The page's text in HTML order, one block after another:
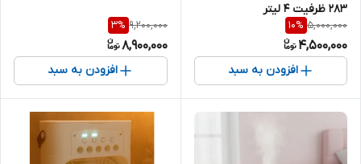
283 ظرفیت ۴ لیتر
5,000,000
10%
4,500,000
افزودن به سبد
9,200,000
3%
8,900,000
افزودن به سبد